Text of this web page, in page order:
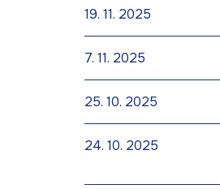
19. 11. 2025
7. 11. 2025
25. 10. 2025
24. 10. 2025